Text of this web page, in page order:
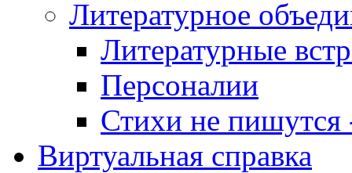
Литературное
Литературные
Персоналии
Стихи не пишутся
Виртуальная справка